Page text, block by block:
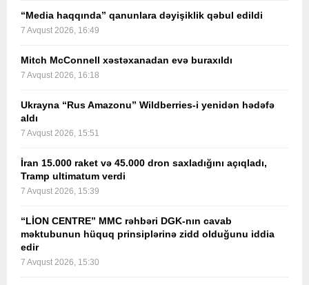
“Media haqqında” qanunlara dəyişiklik qəbul edildi
7 Avqust 2026, 16:49
Mitch McConnell xəstəxanadan evə buraxıldı
7 Avqust 2026, 16:18
Ukrayna “Rus Amazonu” Wildberries-i yenidən hədəfə
aldı
7 Avqust 2026, 15:51
İran 15.000 raket və 45.000 dron saxladığını açıqladı,
Tramp ultimatum verdi
7 Avqust 2026, 15:39
“LİON CENTRE” MMC rəhbəri DGK-nın cavab
məktubunun hüquq prinsiplərinə zidd olduğunu iddia
edir
7 Avqust 2026, 15:30